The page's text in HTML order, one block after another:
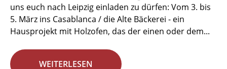
uns euch nach Leipzig einladen zu dürfen: Vom 3. bis
5. März ins Casablanca / die Alte Bäckerei - ein
Hausprojekt mit Holzofen, das der einen oder dem...
WEITERLESEN